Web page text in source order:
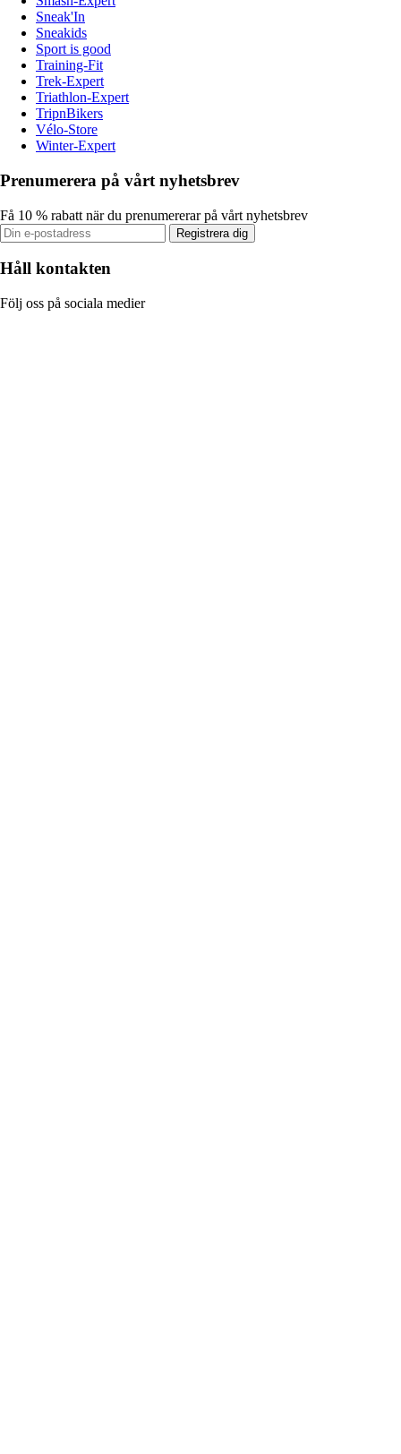
Sneak'In
Sneakids
Sport is good
Training-Fit
Trek-Expert
Triathlon-Expert
TripnBikers
Vélo-Store
Winter-Expert
Prenumerera på vårt nyhetsbrev
Få 10 % rabatt när du prenumererar på vårt nyhetsbrev
Registrera dig
Håll kontakten
Följ oss på sociala medier